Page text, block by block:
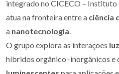
integrado no CICECO –
atua na fronteira entre a ciência
a nanotecnologia.
O grupo explora as interações
híbridos orgânico–inorgânicos e